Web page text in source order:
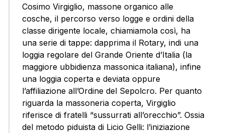
Cosimo Virgiglio, massone organico alle
cosche, il percorso verso logge e ordini della
classe dirigente locale, chiamiamola così, ha
una serie di tappe: dapprima il Rotary, indi una
loggia regolare del Grande Oriente d’Italia (la
maggiore ubbidienza massonica italiana), infine
una loggia coperta e deviata oppure
l’affiliazione all’Ordine del Sepolcro. Per quanto
riguarda la massoneria coperta, Virgiglio
riferisce di fratelli “sussurrati all’orecchio”. Ossia
del metodo piduista di Licio Gelli: l’iniziazione